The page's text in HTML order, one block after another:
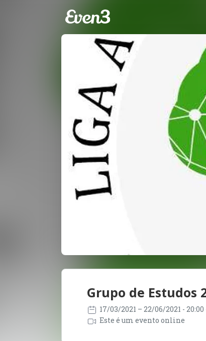
Grupo de Estudos
17/03/2021 – 22/06/2021 - 20:00
Este é um evento online